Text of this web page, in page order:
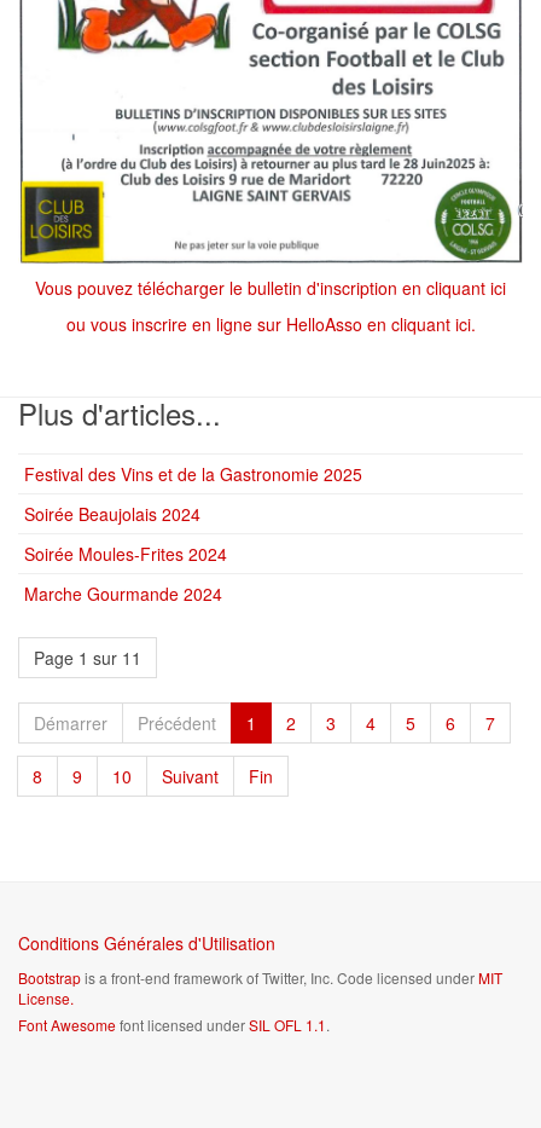
Vous pouvez télécharger le bulletin d'inscription en cliquant ici
ou vous inscrire en ligne sur HelloAsso en cliquant ici.
Plus d'articles...
Festival des Vins et de la Gastronomie 2025
Soirée Beaujolais 2024
Soirée Moules-Frites 2024
Marche Gourmande 2024
Page 1 sur 11
Démarrer Précédent 1 2 3 4 5 6 7
8 9 10 Suivant Fin
Conditions Générales d'Utilisation
Bootstrapis a front-end framework of Twitter, Inc. Code licensed underMIT
License.
Font Awesomefont licensed underSIL OFL 1.1.